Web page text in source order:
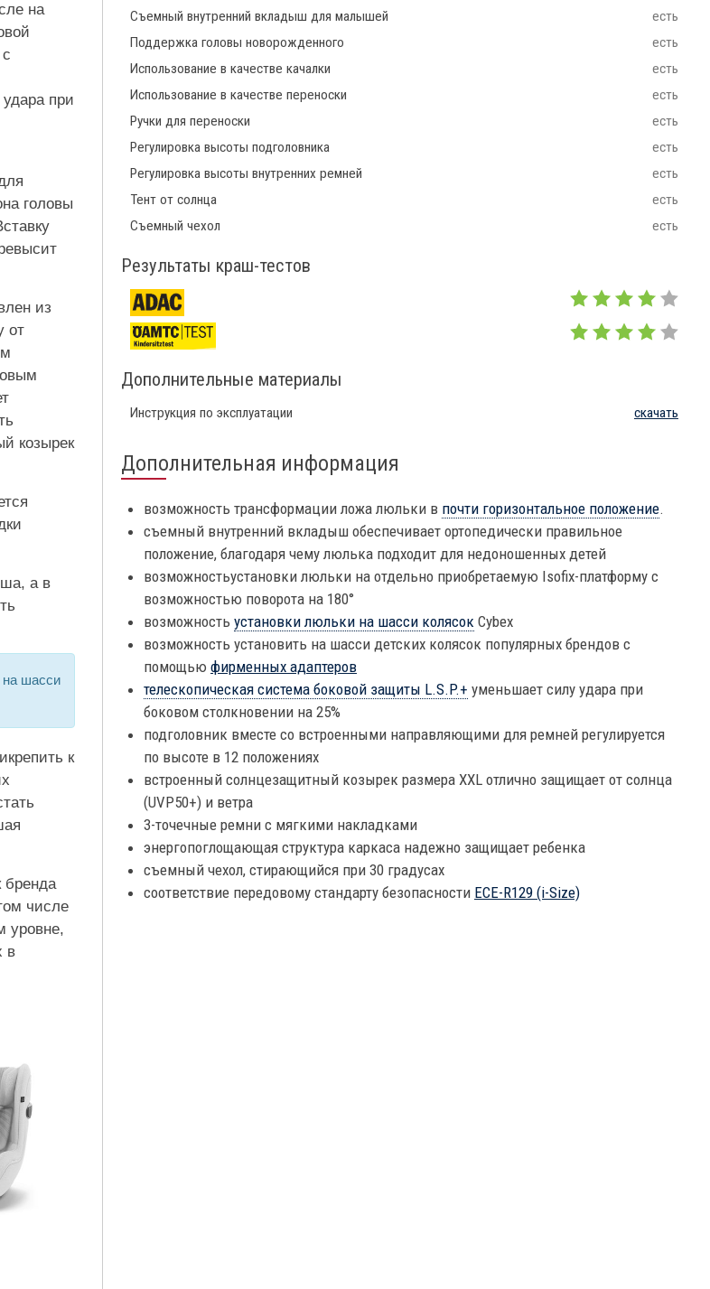
на
при
головы
из
от
козырек
а в
на шасси
к
бренда
числе
уровне,
в
Съемный внутренний вкладыш для малышей
есть
Поддержка головы новорожденного
есть
Использование в качестве качалки
есть
Использование в качестве переноски
есть
Ручки для переноски
есть
Регулировка высоты подголовника
есть
Регулировка высоты внутренних ремней
есть
Тент от солнца
есть
Съемный чехол
есть
Результаты краш-тестов
Дополнительные материалы
Инструкция по эксплуатации скачать
Дополнительная информация
возможность трансформации ложа люльки в почти горизонтальное положение.
съемный внутренний вкладыш обеспечивает ортопедически правильное
положение, благодаря чему люлька подходит для недоношенных детей
возможностьустановки люльки на отдельно приобретаемую Isofix-платформу с
возможностью поворота на 180°
возможность установки люльки на шасси колясок Cybex
возможность установить на шасси детских колясок популярных брендов с
помощью фирменных адаптеров
телескопическая система боковой защиты L.S.P.+ уменьшает силу удара при
боковом столкновении на 25%
подголовник вместе со встроенными направляющими для ремней регулируется
по высоте в 12 положениях
встроенный солнцезащитный козырек размера XXL отлично защищает от солнца
(UVP50+) и ветра
3-точечные ремни с мягкими накладками
энергопоглощающая структура каркаса надежно защищает ребенка
съемный чехол, стирающийся при 30 градусах
соответствие передовому стандарту безопасности ECE-R129 (i-Size)